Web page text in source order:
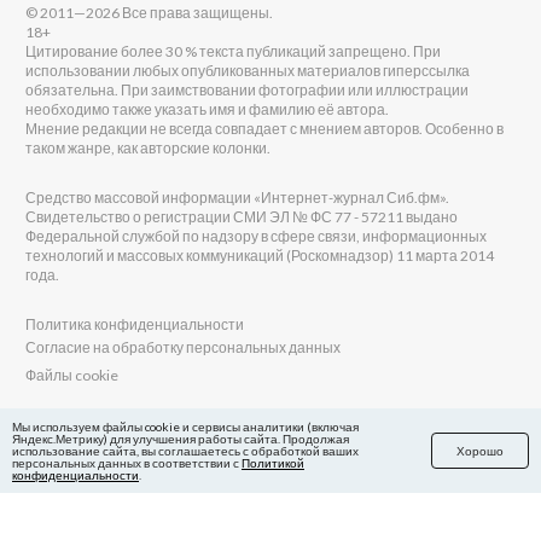
© 2011—2026 Все права защищены.
18+
Цитирование более 30 % текста публикаций запрещено. При
использовании любых опубликованных материалов гиперссылка
обязательна. При заимствовании фотографии или иллюстрации
необходимо также указать имя и фамилию её автора.
Мнение редакции не всегда совпадает с мнением авторов. Особенно в
таком жанре, как авторские колонки.
Средство массовой информации «Интернет-журнал Сиб.фм».
Свидетельство о регистрации СМИ ЭЛ № ФС 77 - 57211 выдано
Федеральной службой по надзору в сфере связи, информационных
технологий и массовых коммуникаций (Роскомнадзор) 11 марта 2014
года.
Политика конфиденциальности
Согласие на обработку персональных данных
Файлы cookie
Главный редактор Сиб.фм
Бобровников Виктор Евгеньевич
Учредитель ООО «Сиб.фм»
E-mail редакции: fm@sib.fm
Мы используем файлы cookie и сервисы аналитики (включая
Яндекс.Метрику) для улучшения работы сайта. Продолжая
использование сайта, вы соглашаетесь с обработкой ваших
персональных данных в соответствии сПолитикой
конфиденциальности
Хорошо